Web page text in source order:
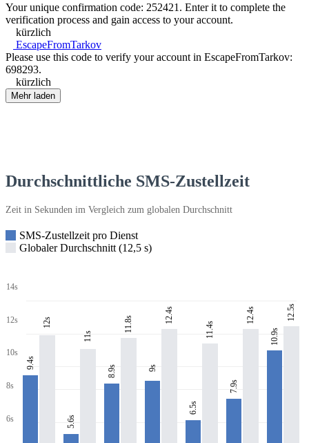
Your unique confirmation code: 252421. Enter it to complete the
verification process and gain access to your account.
kürzlich
EscapeFromTarkov
Please use this code to verify your account in EscapeFromTarkov:
698293.
kürzlich
Mehr laden
Durchschnittliche SMS-Zustellzeit
Zeit in Sekunden im Vergleich zum globalen Durchschnitt
SMS-Zustellzeit pro Dienst
Globaler Durchschnitt (12,5 s)
14s
12s
10s
8s
6s
9.4s
12s
5.6s
11s
8.9s
11.8s
9s
12.4s
6.5s
11.4s
7.9s
12.4s
10.9s
12.5s